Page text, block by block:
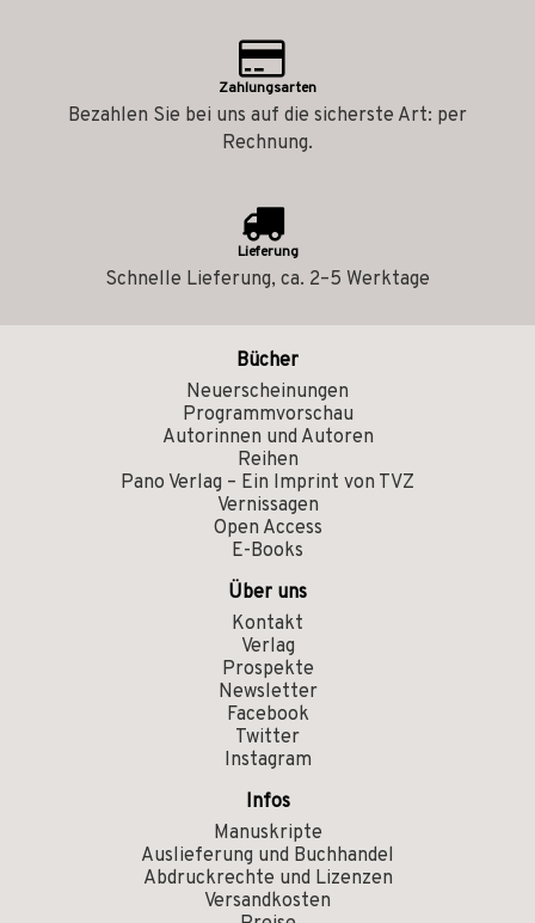
Zahlungsarten
Bezahlen Sie bei uns auf die sicherste Art: per
Rechnung.
Lieferung
Schnelle Lieferung, ca. 2–5 Werktage
Bücher
Neuerscheinungen
Programmvorschau
Autorinnen und Autoren
Reihen
Pano Verlag – Ein Imprint von TVZ
Vernissagen
Open Access
E-Books
Über uns
Kontakt
Verlag
Prospekte
Newsletter
Facebook
Twitter
Instagram
Infos
Manuskripte
Auslieferung und Buchhandel
Abdruckrechte und Lizenzen
Versandkosten